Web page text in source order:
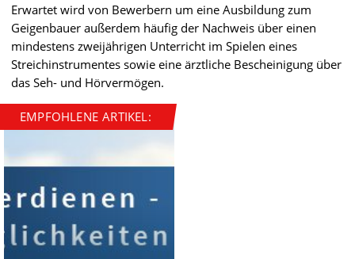
Erwartet wird von Bewerbern um eine Ausbildung zum
Geigenbauer außerdem häufig der Nachweis über einen
mindestens zweijährigen Unterricht im Spielen eines
Streichinstrumentes sowie eine ärztliche Bescheinigung über
das Seh- und Hörvermögen.
EMPFOHLENE ARTIKEL: